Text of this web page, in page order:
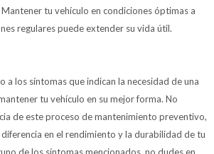
Mantener tu vehículo en condiciones óptimas a
regulares puede extender su vida útil.
a los síntomas que indican la necesidad de una
tu vehículo en su mejor forma. No
de este proceso de mantenimiento preventivo,
en el rendimiento y la durabilidad de tu